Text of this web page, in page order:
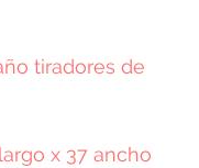
tiradores de
x 37 ancho